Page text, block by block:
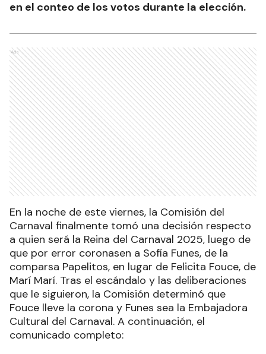
en el conteo de los votos durante la elección.
Ads
En la noche de este viernes, la Comisión del
Carnaval finalmente tomó una decisión respecto
a quien será la Reina del Carnaval 2025, luego de
que por error coronasen a Sofía Funes, de la
comparsa Papelitos, en lugar de Felicita Fouce, de
Marí Marí. Tras el escándalo y las deliberaciones
que le siguieron, la Comisión determinó que
Fouce lleve la corona y Funes sea la Embajadora
Cultural del Carnaval. A continuación, el
comunicado completo: